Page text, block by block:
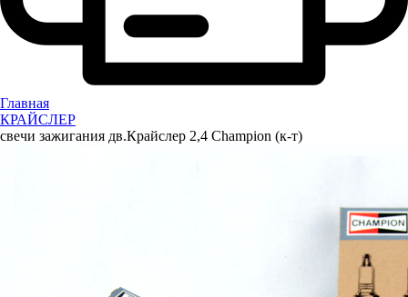
Главная
КРАЙСЛЕР
свечи зажигания дв.Крайслер 2,4 Champion (к-т)